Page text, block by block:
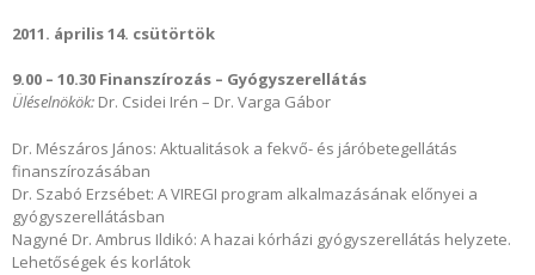
2011. április 14. csütörtök
9.00 – 10.30 Finanszírozás – Gyógyszerellátás
Üléselnökök: Dr. Csidei Irén – Dr. Varga Gábor
Dr. Mészáros János: Aktualitások a fekvő- és járóbetegellátás
finanszírozásában
Dr. Szabó Erzsébet: A VIREGI program alkalmazásának előnyei a
gyógyszerellátásban
Nagyné Dr. Ambrus Ildikó: A hazai kórházi gyógyszerellátás helyzete.
Lehetőségek és korlátok